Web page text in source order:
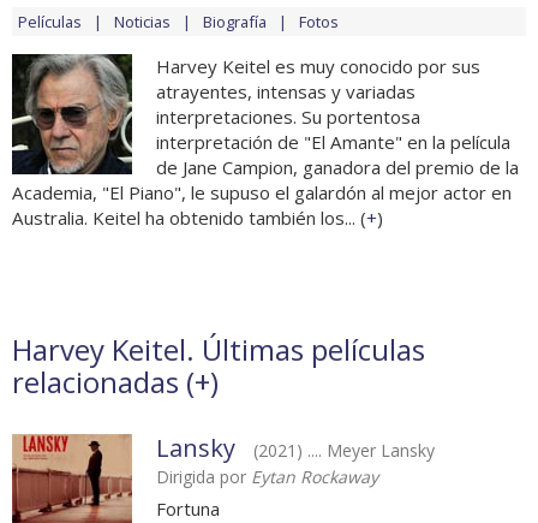
Películas Noticias Biografía Fotos
Harvey Keitel es muy conocido por sus
atrayentes, intensas y variadas
interpretaciones. Su portentosa
interpretación de "El Amante" en la película
de Jane Campion, ganadora del premio de la
Academia, "El Piano", le supuso el galardón al mejor actor en
Australia. Keitel ha obtenido también los... (+)
Harvey Keitel. Últimas películas
relacionadas (+)
Lansky
(2021) .... Meyer Lansky
Dirigida por Eytan Rockaway
Fortuna